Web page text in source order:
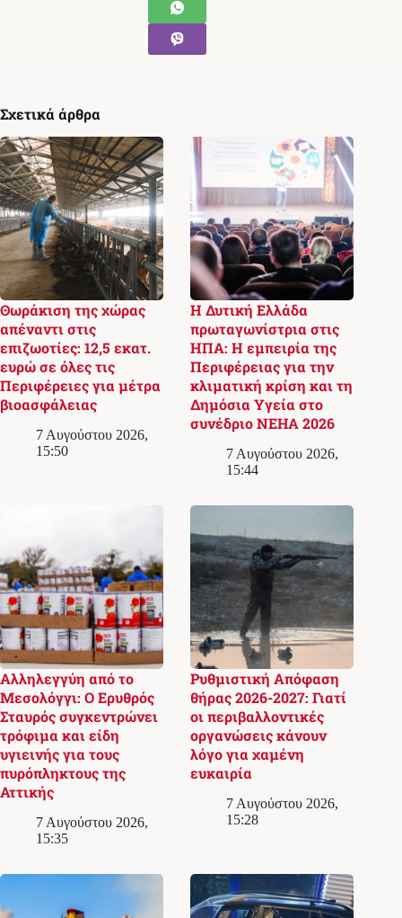
Σχετικά άρθρα
Θωράκιση της χώρας
απέναντι στις
επιζωοτίες: 12,5 εκατ.
ευρώ σε όλες τις
Περιφέρειες για μέτρα
βιοασφάλειας
7 Αυγούστου 2026,
15:50
Η Δυτική Ελλάδα
πρωταγωνίστρια στις
ΗΠΑ: Η εμπειρία της
Περιφέρειας για την
κλιματική κρίση και τη
Δημόσια Υγεία στο
συνέδριο NEHA 2026
7 Αυγούστου 2026,
15:44
Αλληλεγγύη από το
Μεσολόγγι: Ο Ερυθρός
Σταυρός συγκεντρώνει
τρόφιμα και είδη
υγιεινής για τους
πυρόπληκτους της
Αττικής
7 Αυγούστου 2026,
15:35
Ρυθμιστική Απόφαση
θήρας 2026-2027: Γιατί
οι περιβαλλοντικές
οργανώσεις κάνουν
λόγο για χαμένη
ευκαιρία
7 Αυγούστου 2026,
15:28